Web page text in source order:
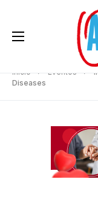
Início Eventos
Diseases